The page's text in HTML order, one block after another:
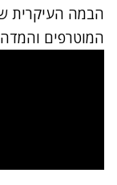
הבמה העיקרית
המוטרפים